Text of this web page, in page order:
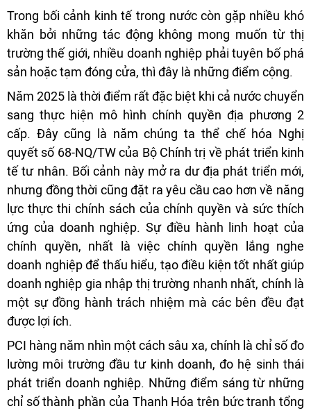
Trong bối cảnh kinh tế trong nước còn gặp nhiều khó
khăn bởi những tác động không mong muốn từ thị
trường thế giới, nhiều doanh nghiệp phải tuyên bố phá
sản hoặc tạm đóng cửa, thì đây là những điểm cộng.
Năm 2025 là thời điểm rất đặc biệt khi cả nước chuyển
sang thực hiện mô hình chính quyền địa phương 2
cấp. Đây cũng là năm chúng ta thể chế hóa Nghị
quyết số 68-NQ/TW của Bộ Chính trị về phát triển kinh
tế tư nhân. Bối cảnh này mở ra dư địa phát triển mới,
nhưng đồng thời cũng đặt ra yêu cầu cao hơn về năng
lực thực thi chính sách của chính quyền và sức thích
ứng của doanh nghiệp. Sự điều hành linh hoạt của
chính quyền, nhất là việc chính quyền lắng nghe
doanh nghiệp để thấu hiểu, tạo điều kiện tốt nhất giúp
doanh nghiệp gia nhập thị trường nhanh nhất, chính là
một sự đồng hành trách nhiệm mà các bên đều đạt
được lợi ích.
PCI hàng năm nhìn một cách sâu xa, chính là chỉ số đo
lường môi trường đầu tư kinh doanh, đo hệ sinh thái
phát triển doanh nghiệp. Những điểm sáng từ những
chỉ số thành phần của Thanh Hóa trên bức tranh tổng